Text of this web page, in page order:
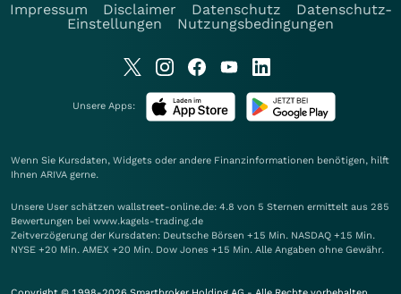
Impressum
Disclaimer Datenschutz
Datenschutz-
Einstellungen
Nutzungsbedingungen
Unsere Apps:
Wenn Sie Kursdaten, Widgets oder andere Finanzinformationen benötigen, hilft
Ihnen ARIVA gerne.
Unsere User schätzen wallstreet-online.de: 4.8 von 5 Sternen ermittelt aus 285
Bewertungen bei www.kagels-trading.de
Zeitverzögerung der Kursdaten: Deutsche Börsen +15 Min. NASDAQ +15 Min.
NYSE +20 Min. AMEX +20 Min. Dow Jones +15 Min. Alle Angaben ohne Gewähr.